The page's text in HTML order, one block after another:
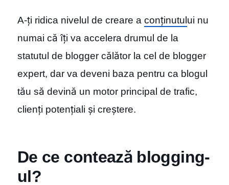
A-ți ridica nivelul de creare a conținutului nu
numai că îți va accelera drumul de la
statutul de blogger călător la cel de blogger
expert, dar va deveni baza pentru ca blogul
tău să devină un motor principal de trafic,
clienți potențiali și creștere.
De ce contează blogging-
ul?